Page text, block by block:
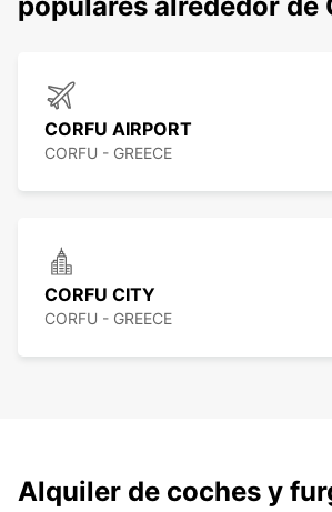
populares alrededor de
CORFU AIRPORT
CORFU - GREECE
CORFU CITY
CORFU - GREECE
Alquiler de coches y